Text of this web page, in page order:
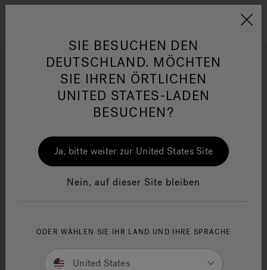
Jacuzzi&reg; EMEA
J-200™ Classic
SIE BESUCHEN DEN
DEUTSCHLAND. MÖCHTEN
SIE IHREN ÖRTLICHEN
UNITED STATES-LADEN
BESUCHEN?
Ja, bitte weiter zur United States Site
Nein, auf dieser Site bleiben
ODER WÄHLEN SIE IHR LAND UND IHRE SPRACHE
United States